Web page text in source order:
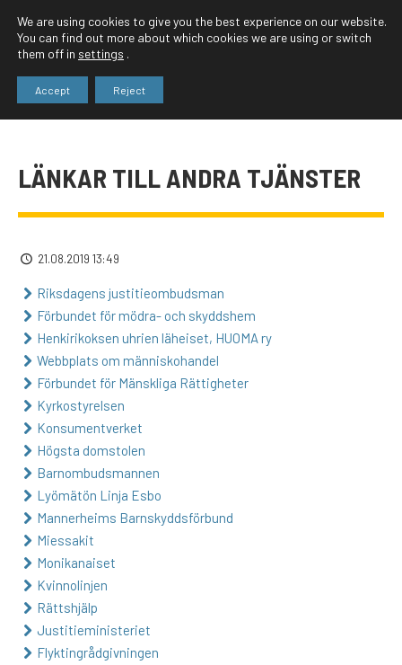
LÄNKAR TILL ANDRA TJÄNSTER
21.08.2019 13:49
Riksdagens justitieombudsman
Förbundet för mödra- och skyddshem
Henkirikoksen uhrien läheiset, HUOMA ry
Webbplats om människohandel
Förbundet för Mänskliga Rättigheter
Kyrkostyrelsen
Konsumentverket
Högsta domstolen
Barnombudsmannen
Lyömätön Linja Esbo
Mannerheims Barnskyddsförbund
Miessakit
Monikanaiset
Kvinnolinjen
Rättshjälp
Justitieministeriet
Flyktingrådgivningen
We are using cookies to give you the best experience on our website.
You can find out more about which cookies we are using or switch
them off in settings .
Accept Reject